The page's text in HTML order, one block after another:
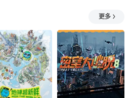
更多